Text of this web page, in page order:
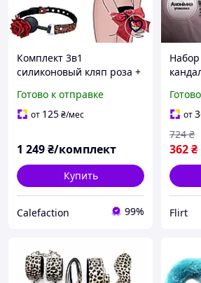
Комплект 3в1
силиконовый кляп роза +
чокер с шипами и розой
Готово к отправке
от 125₴/мес
1 249₴/комплект
Купить
Calefaction 99%
игр
от
362₴
724 ₴
Flirt